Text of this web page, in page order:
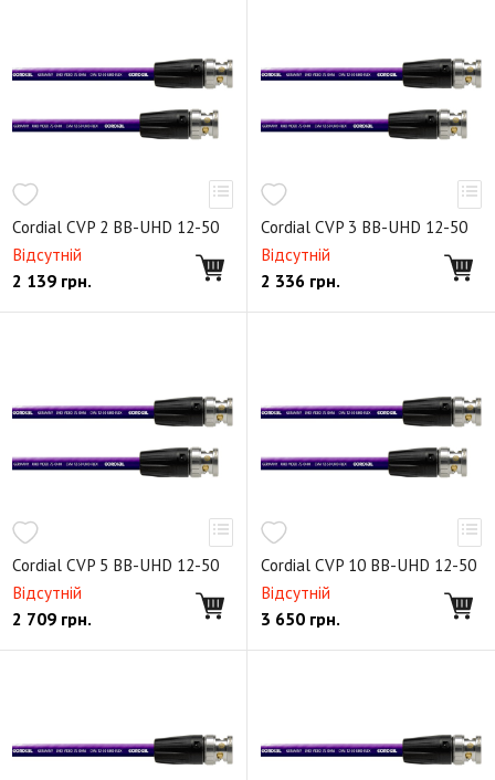
Cordial CVP 2 BB-UHD 12-50
Відсутній
2 139 грн.
Cordial CVP 3 BB-UHD 12-50
Відсутній
2 336 грн.
Cordial CVP 5 BB-UHD 12-50
Відсутній
2 709 грн.
Cordial CVP 10 BB-UHD 12-50
Відсутній
3 650 грн.